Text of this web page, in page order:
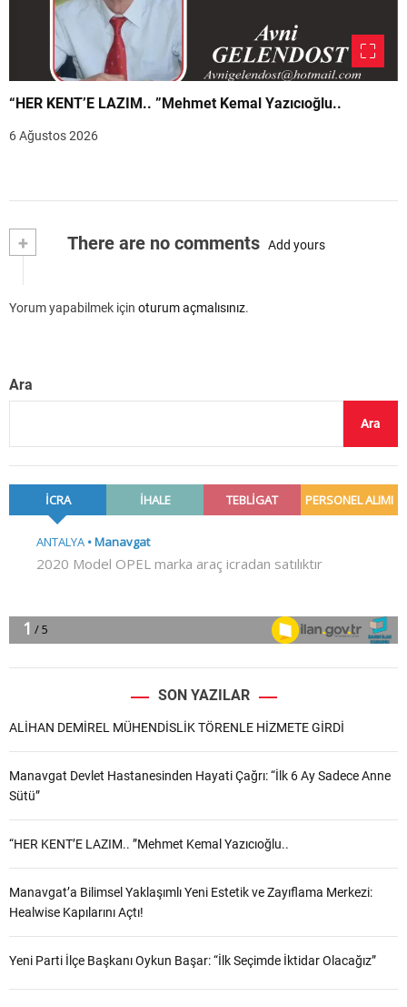
“HER KENT’E LAZIM.. ”Mehmet Kemal Yazıcıoğlu..
6 Ağustos 2026
+ There are no comments Add yours
Yorum yapabilmek için oturum açmalısınız.
Ara
Ara
SON YAZILAR
ALİHAN DEMİREL MÜHENDİSLİK TÖRENLE HİZMETE GİRDİ
Manavgat Devlet Hastanesinden Hayati Çağrı: “İlk 6 Ay Sadece Anne
Sütü”
“HER KENT’E LAZIM.. ”Mehmet Kemal Yazıcıoğlu..
Manavgat’a Bilimsel Yaklaşımlı Yeni Estetik ve Zayıflama Merkezi:
Healwise Kapılarını Açtı!
Yeni Parti İlçe Başkanı Oykun Başar: “İlk Seçimde İktidar Olacağız”